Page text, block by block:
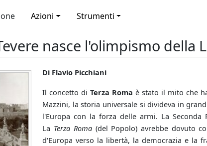
Azioni Strumenti
nasce l'olimpismo della
Di Flavio Picchiani
Il concetto diTerza Roma è stato il mito che
Mazzini, la storia universale si divideva in
l'Europa con la forza delle armi. La Seconda
La Terza Roma(del Popolo) avrebbe dovuto
d'Europa verso la libertà, la democrazia e la